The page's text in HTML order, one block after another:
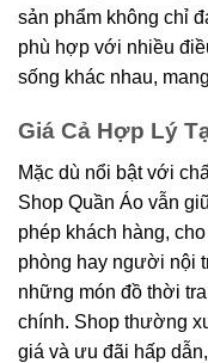
sản phẩm không chỉ
phù hợp với nhiều
sống khác nhau,
Giá Cả Hợp Lý
Mặc dù nổi bật với
Shop Quần Áo vẫn
phép khách hàng,
phòng hay người nội
những món đồ thời
chính. Shop thường
giá và ưu đãi hấp